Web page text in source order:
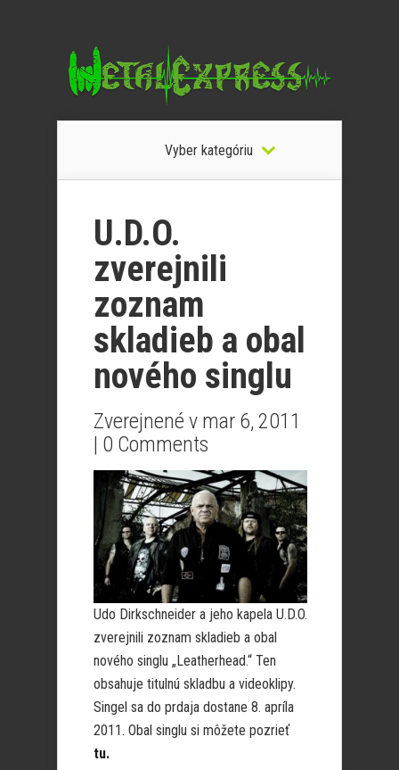
Vyber kategóriu
U.D.O.
zverejnili
zoznam
skladieb a obal
nového singlu
Zverejnené v mar 6, 2011
| 0 Comments
Udo Dirkschneider a jeho kapela U.D.O.
zverejnili zoznam skladieb a obal
nového singlu „Leatherhead.“ Ten
obsahuje titulnú skladbu a videoklipy.
Singel sa do prdaja dostane 8. apríla
2011. Obal singlu si môžete pozrieť
tu.